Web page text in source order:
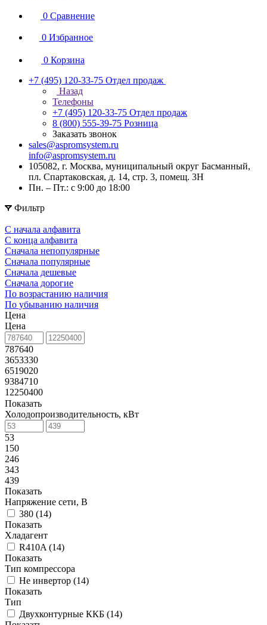
0 Сравнение
0 Избранное
0 Корзина
+7 (495) 120-33-75 Отдел продаж
Назад
Телефоны
+7 (495) 120-33-75 Отдел продаж
8 (800) 555-39-75 Розница
Заказать звонок
sales@aspromsystem.ru
info@aspromsystem.ru
105082, г. Москва, муниципальный округ Басманный,
пл. Спартаковская, д. 14, стр. 3, помещ. 3Н
Пн. – Пт.: с 9:00 до 18:00
Фильтр
С начала алфавита
С конца алфавита
Сначала непопулярные
Сначала популярные
Сначала дешевые
Сначала дорогие
По возрастанию наличия
По убыванию наличия
Цена
Цена
787640
3653330
6519020
9384710
12250400
Показать
Холодопроизводительность, кВт
53
150
246
343
439
Показать
Напряжение сети, В
380 (14)
Показать
Хладагент
R410A (14)
Показать
Тип компрессора
Не инвертор (14)
Показать
Тип
Двухконтурные ККБ (14)